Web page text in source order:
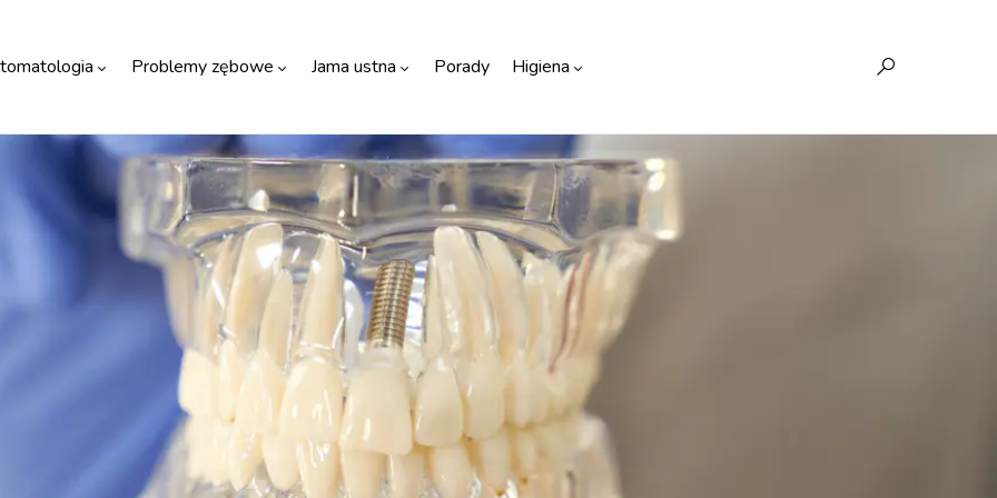
Problemy zębowe Jama ustna Porady Higiena